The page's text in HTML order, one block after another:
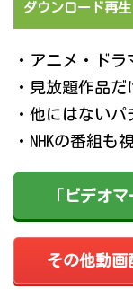
ダウンロード再生
・アニメ・ド
・見放題作品だ
・他にはない
・NHKの番組も
「ビデオ
その他動画